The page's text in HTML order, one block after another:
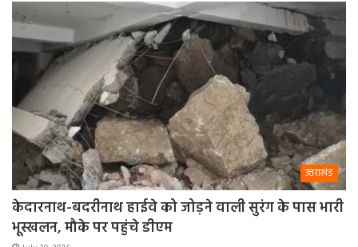
उत्तराखंड
केदारनाथ-बदरीनाथ हाईवे को जोड़ने वाली सुरंग के पास भारी
भूस्खलन, मौके पर पहुंचे डीएम